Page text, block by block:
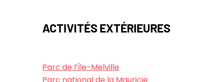
ACTIVITÉS EXTÉRIEURES
Parc de l’Île-Melville
Parc national de la Mauricie